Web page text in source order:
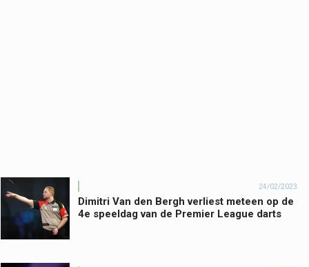
24/02/2023
Dimitri Van den Bergh verliest meteen op de
4e speeldag van de Premier League darts